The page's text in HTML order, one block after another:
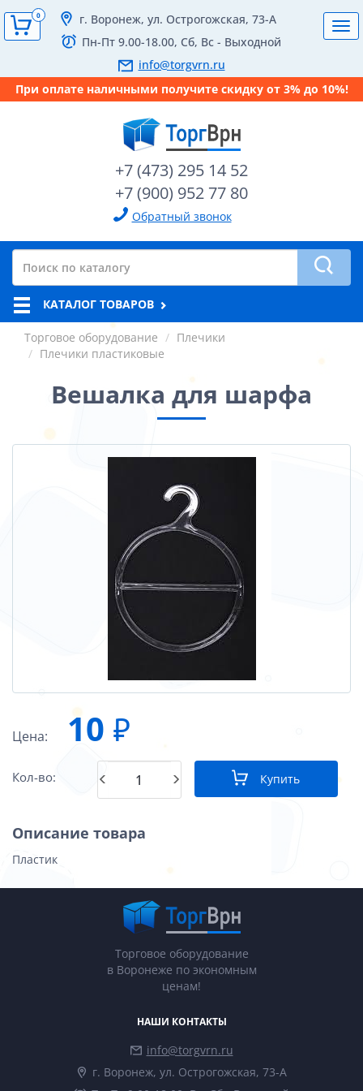
г. Воронеж, ул. Острогожская, 73-А
Пн-Пт 9.00-18.00, Сб, Вс - Выходной
info@torgvrn.ru
При оплате наличными получите скидку от 3% до 10%!
+7 (473) 295 14 52
+7 (900) 952 77 80
Обратный звонок
0
КАТАЛОГ ТОВАРОВ
Торговое оборудование
Плечики
Плечики пластиковые
Вешалка для шарфа
Цена: 10 ₽
Кол-во: Купить
Описание товара
Пластик
Торговое оборудование
в Воронеже по экономным
ценам!
НАШИ КОНТАКТЫ
info@torgvrn.ru
г. Воронеж, ул. Острогожская, 73-А